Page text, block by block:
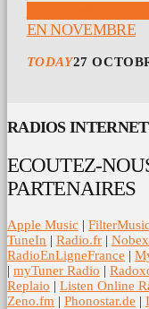
LANCEMENT
EN NOVEMBRE
TODAY27
RADIOS INTERNET
ECOUTEZ-
PARTENAIRES
Apple Music | FilterMusic
TuneIn | Radio.fr |
RadioEnLigneFrance |
| myTuner Radio |
Replaio | Listen Online
Zeno.fm | Phonostar.de |